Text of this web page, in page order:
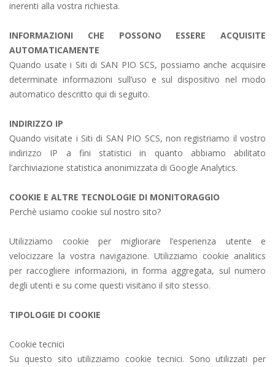
inerenti alla vostra richiesta.
INFORMAZIONI CHE POSSONO ESSERE ACQUISITE
AUTOMATICAMENTE
Quando usate i Siti di SAN PIO SCS, possiamo anche acquisire
determinate informazioni sull’uso e sul dispositivo nel modo
automatico descritto qui di seguito.
INDIRIZZO IP
Quando visitate i Siti di SAN PIO SCS, non registriamo il vostro
indirizzo IP a fini statistici in quanto abbiamo abilitato
l’archiviazione statistica anonimizzata di Google Analytics.
COOKIE E ALTRE TECNOLOGIE DI MONITORAGGIO
Perchè usiamo cookie sul nostro sito?
Utilizziamo cookie per migliorare l’esperienza utente e
velocizzare la vostra navigazione. Utilizziamo cookie analitics
per raccogliere informazioni, in forma aggregata, sul numero
degli utenti e su come questi visitano il sito stesso.
TIPOLOGIE DI COOKIE
Cookie tecnici
Su questo sito utilizziamo cookie tecnici. Sono utilizzati per